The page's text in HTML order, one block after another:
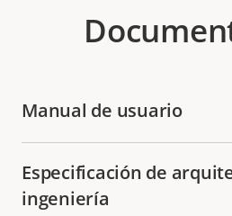
Manual de usuario
Especificación de
ingeniería